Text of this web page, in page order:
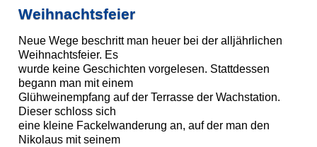
Weihnachtsfeier
Neue Wege beschritt man heuer bei der alljährlichen
Weihnachtsfeier. Es
wurde keine Geschichten vorgelesen. Stattdessen
begann man mit einem
Glühweinempfang auf der Terrasse der Wachstation.
Dieser schloss sich
eine kleine Fackelwanderung an, auf der man den
Nikolaus mit seinem